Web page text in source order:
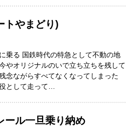
トやまどり)
乗る 国鉄時代の特急として不動の地
やオリジナルのいで立ち立ちを残して
念ながらすべてなくなってしまった
として走って…
ル一旦乗り納め